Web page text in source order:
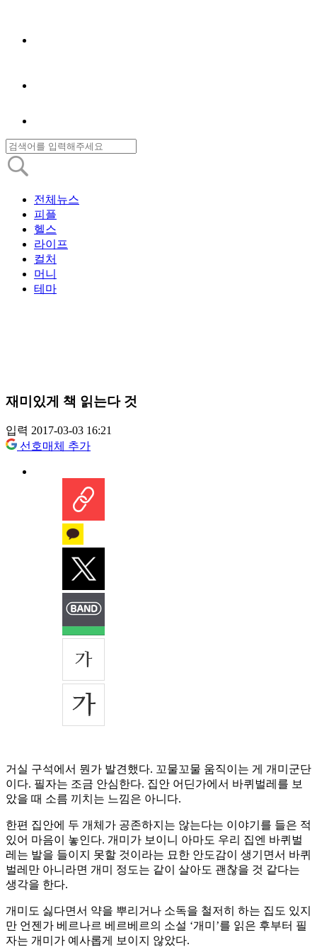
전체뉴스
피플
헬스
라이프
컬처
머니
테마
재미있게 책 읽는다 것
입력 2017-03-03 16:21
선호매체 추가
거실 구석에서 뭔가 발견했다. 꼬물꼬물 움직이는 게 개미군단
이다. 필자는 조금 안심한다. 집안 어딘가에서 바퀴벌레를 보
았을 때 소름 끼치는 느낌은 아니다.
한편 집안에 두 개체가 공존하지는 않는다는 이야기를 들은 적
있어 마음이 놓인다. 개미가 보이니 아마도 우리 집엔 바퀴벌
레는 발을 들이지 못할 것이라는 묘한 안도감이 생기면서 바퀴
벌레만 아니라면 개미 정도는 같이 살아도 괜찮을 것 같다는
생각을 한다.
개미도 싫다면서 약을 뿌리거나 소독을 철저히 하는 집도 있지
만 언젠가 베르나르 베르베르의 소설 ‘개미’를 읽은 후부터 필
자는 개미가 예사롭게 보이지 않았다.